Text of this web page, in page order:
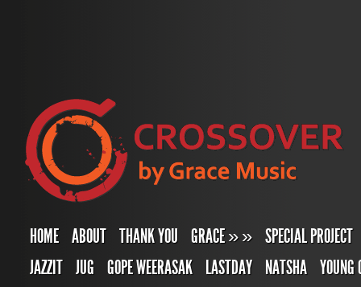
HOME ABOUT THANK YOU GRACE»» SPECIAL PROJECT
JAZZIT JUG GOPE WEERASAK LASTDAY NATSHA YOUNG